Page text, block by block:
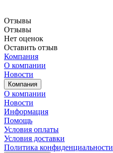
Отзывы
Отзывы
Нет оценок
Оставить отзыв
Компания
О компании
Новости
Компания
О компании
Новости
Информация
Помощь
Условия оплаты
Условия доставки
Политика конфиденциальности